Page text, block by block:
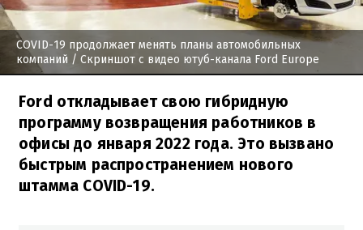
COVID-19 продолжает менять планы автомобильных
компаний / Скриншот с видео ютуб-канала Ford Europe
Ford откладывает свою гибридную
программу возвращения работников в
офисы до января 2022 года. Это вызвано
быстрым распространением нового
штамма COVID-19.